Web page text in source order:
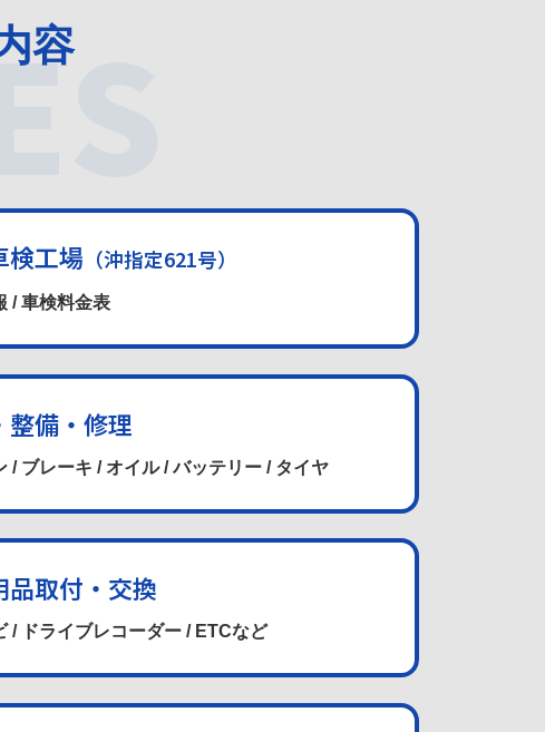
容
検工場 （沖指定621号）
/ 車検料金表
整備・修理
/ ブレーキ / オイル / バッテリー / タイヤ
品取付・交換
/ ドライブレコーダー / ETCなど